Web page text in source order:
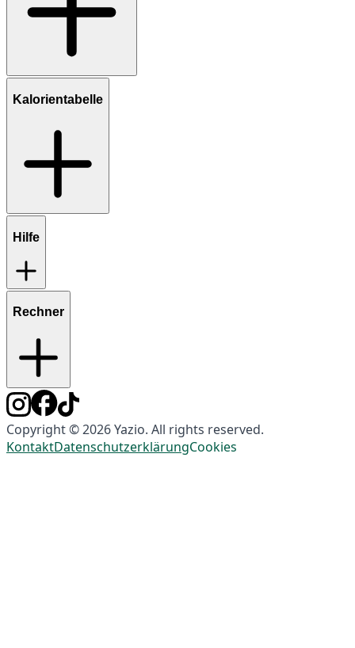
Kalorientabelle
Hilfe
Rechner
Copyright © 2026 Yazio. All rights reserved.
KontaktDatenschutzerklärungCookies